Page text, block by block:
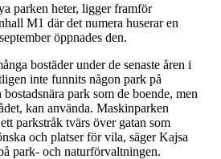
parken heter, ligger framför
M1 där det numera huserar en
öppnades den.
bostäder under de senaste åren i
inte funnits någon park på
park som de boende, men
kan använda. Maskinparken
parkstråk tvärs över gatan som
och platser för vila, säger Kajsa
park- och naturförvaltningen.